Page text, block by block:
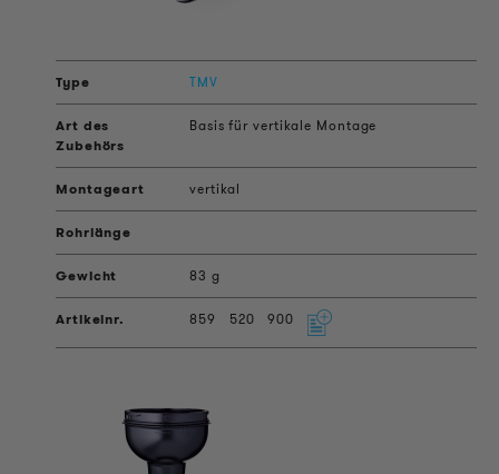
TMV
Basis für vertikale Montage
vertikal
83 g
859 520 900